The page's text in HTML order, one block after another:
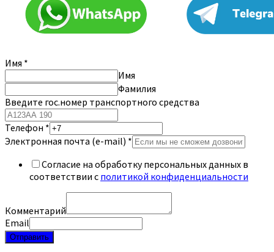
Имя *
Имя
Фамилия
Введите гос.номер транспортного средства
Телефон *
Электронная почта (e-mail) *
Согласие на обработку персональных данных в
соответствии с политикой конфиденциальности
Комментарий
Email
Отправить